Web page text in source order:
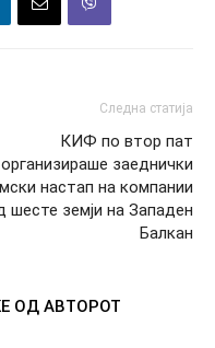
Следна статија
КИФ по втор пат
организираше заеднички
настап на компании
шесте земји на Западен
Балкан
ОД АВТОРОТ